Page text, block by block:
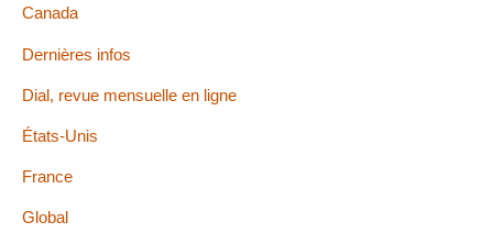
Canada
Dernières infos
Dial, revue mensuelle en ligne
États-Unis
France
Global